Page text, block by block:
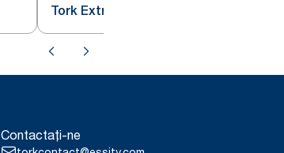
Tork Extra Soft Premium - 4
straturi
Contactați-ne